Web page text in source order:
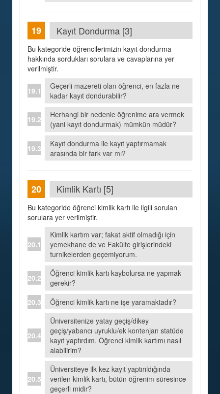
Kayıt Dondurma [3]
Bu kategoride öğrencilerimizin kayıt dondurma
hakkında sordukları sorulara ve cavaplarına yer
verilmiştir.
Geçerli mazereti olan öğrenci, en fazla ne
kadar kayıt dondurabilir?
Herhangi bir nedenle öğrenime ara vermek
(yani kayıt dondurmak) mümkün müdür?
Kayıt dondurma ile kayıt yaptırmamak
arasında bir fark var mı?
Kimlik Kartı [5]
Bu kategoride öğrenci kimlik kartı ile ilgili sorulan
sorulara yer verilmiştir.
Kimlik kartım var; fakat aktif olmadığı için
yemekhane de ve Fakülte girişlerindeki
turnikelerden geçemiyorum.
Öğrenci kimlik kartı kaybolursa ne yapmak
gerekir?
Öğrenci kimlik kartı ne işe yaramaktadır?
Üniversitenize yatay geçiş/dikey
geçiş/yabancı uyruklu/ek kontenjan statüde
kayıt yaptırdım. Öğrenci kimlik kartımı nasıl
alabilirim?
Üniversiteye ilk kez kayıt yaptırıldığında
verilen kimlik kartı, bütün öğrenim süresince
geçerli midir?